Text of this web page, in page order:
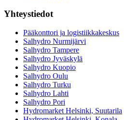
Yhteystiedot
Pääkonttori ja logistiikkakeskus
Salhydro Nurmijärvi
Salhydro Tampere
Salhydro Jyväskylä
Salhydro Kuopio
Salhydro Oulu
Salhydro Turku
Salhydro Lahti
Salhydro Pori
Hydromarket Helsinki, Suutarila